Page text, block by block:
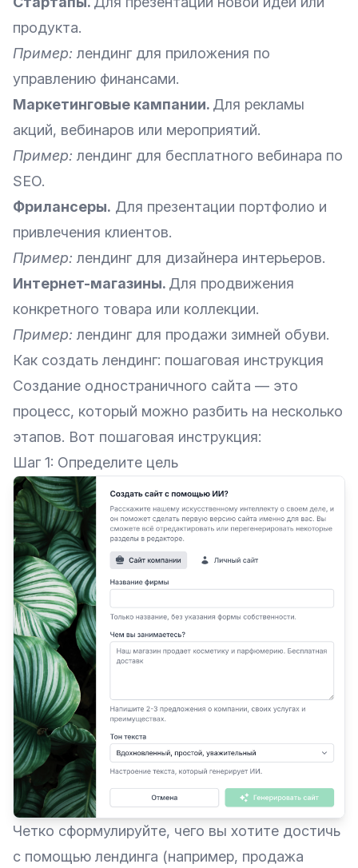
продукта.
Пример: лендинг для приложения по
управлению финансами.
Маркетинговые кампании. Для рекламы
акций, вебинаров или мероприятий.
Пример: лендинг для бесплатного вебинара по
SEO.
Фрилансеры. Для презентации портфолио и
привлечения клиентов.
Пример: лендинг для дизайнера интерьеров.
Интернет-магазины. Для продвижения
конкретного товара или коллекции.
Пример: лендинг для продажи зимней обуви.
Как создать лендинг: пошаговая инструкция
Создание одностраничного сайта — это
процесс, который можно разбить на несколько
этапов. Вот пошаговая инструкция:
Шаг 1: Определите цель
Четко сформулируйте, чего вы хотите достичь
с помощью лендинга (например, продажа